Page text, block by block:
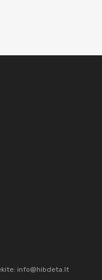
info@hibdeta.lt